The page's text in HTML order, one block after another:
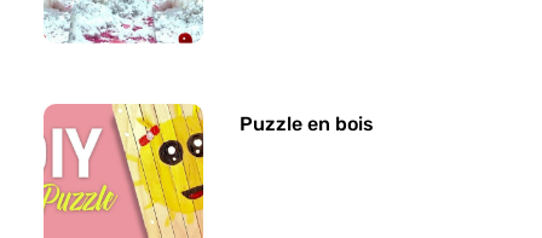
Puzzle en bois